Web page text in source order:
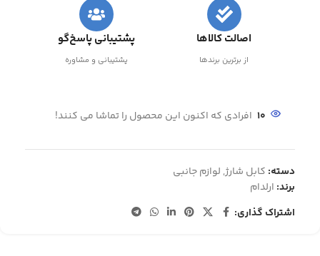
اصالت کالاها
از برترین برندها
پشتیبانی پاسخ‌گو
پشتیبانی و مشاوره
10 افرادی که اکنون این محصول را تماشا می کنند!
دسته: کابل شارژ, لوازم جانبی
برند: ارلدام
اشتراک گذاری: